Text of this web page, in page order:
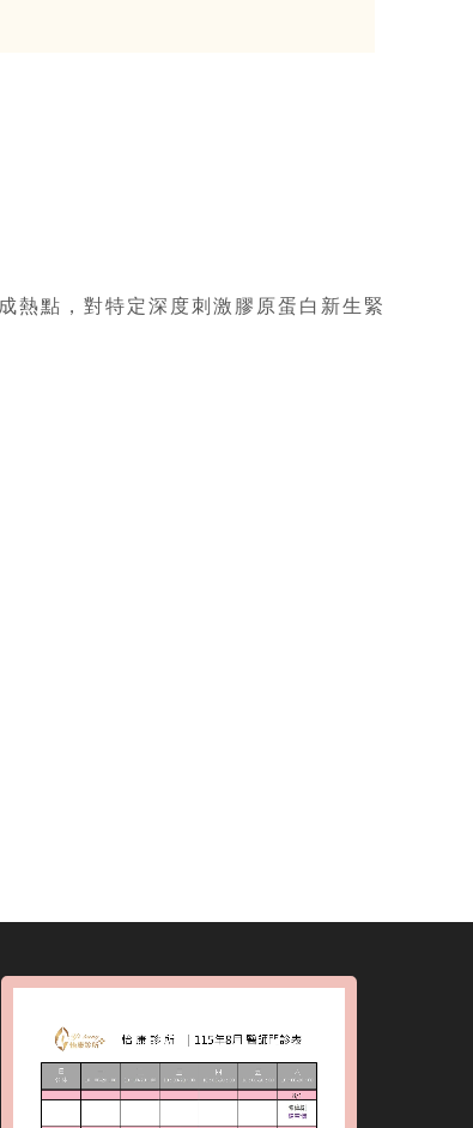
熱點，對特定深度刺激膠原蛋白新生緊